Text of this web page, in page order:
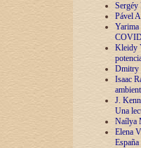
Sergéy
Pável
Yarima
Kleidy
Dmitry
Isaac
J.
Una
Naílya
Elena
España